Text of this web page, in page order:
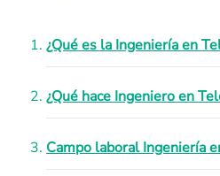
¿Qué es la Ingeniería en
¿Qué hace Ingeniero en
Campo laboral Ingeniería